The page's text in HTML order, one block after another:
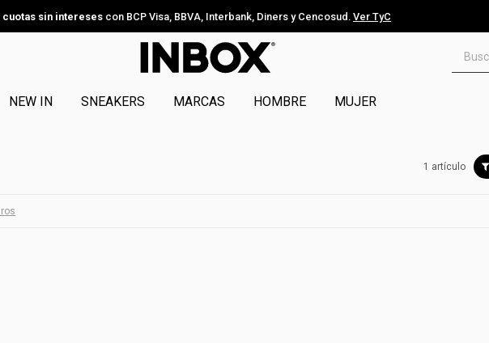
cuotas sin intereses con BCP Visa, BBVA, Interbank, Diners y Cencosud. Ver TyC
NEW IN SNEAKERS MARCAS HOMBRE MUJER
1 artículo